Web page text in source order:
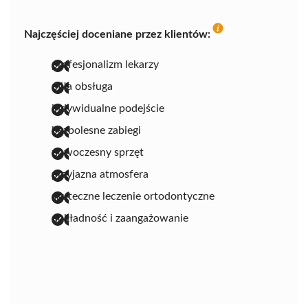
Najczęściej doceniane przez klientów:
profesjonalizm lekarzy
miła obsługa
indywidualne podejście
bezbolesne zabiegi
nowoczesny sprzęt
przyjazna atmosfera
skuteczne leczenie ortodontyczne
dokładność i zaangażowanie